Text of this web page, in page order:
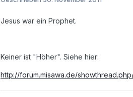
Jesus war ein Prophet.
Keiner ist "Höher". Siehe hier:
http://forum.misawa.de/